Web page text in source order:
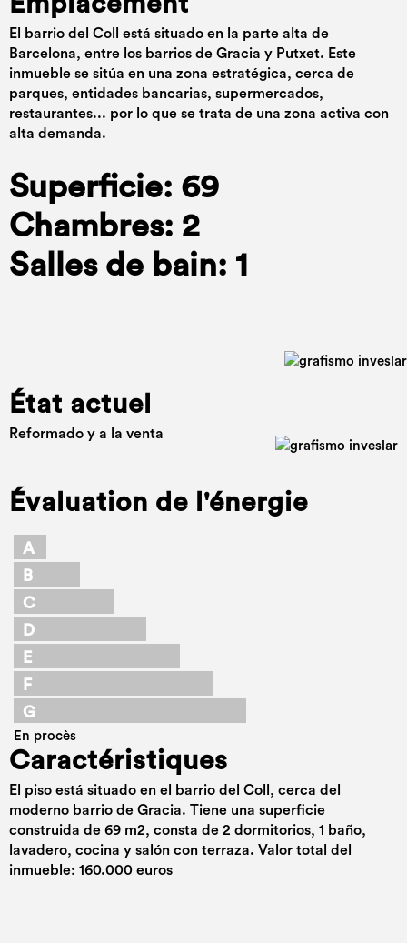
El barrio del Coll está situado en la parte alta de
Barcelona, entre los barrios de Gracia y Putxet. Este
inmueble se sitúa en una zona estratégica, cerca de
parques, entidades bancarias, supermercados,
restaurantes... por lo que se trata de una zona activa con
alta demanda.
Superficie: 69
Chambres: 2
Salles de bain: 1
État actuel
Reformado y a la venta
Évaluation de l'énergie
A
B
C
D
E
F
G
En procès
Caractéristiques
El piso está situado en el barrio del Coll, cerca del
moderno barrio de Gracia. Tiene una superficie
construida de 69 m2, consta de 2 dormitorios, 1 baño,
lavadero, cocina y salón con terraza. Valor total del
inmueble: 160.000 euros